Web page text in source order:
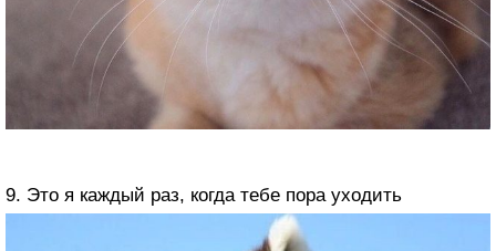
9. Это я каждый раз, когда тебе пора уходить